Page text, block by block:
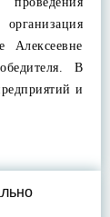
Алексеевне
В
и